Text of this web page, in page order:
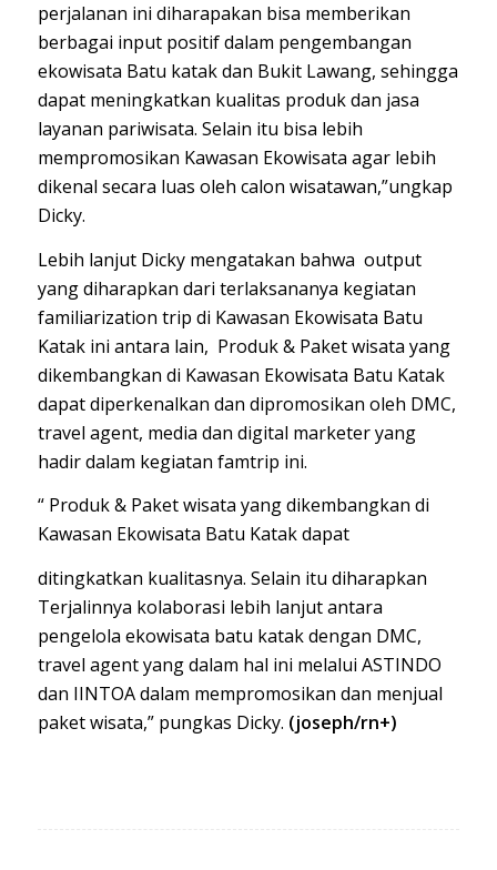
perjalanan ini diharapakan bisa memberikan
berbagai input positif dalam pengembangan
ekowisata Batu katak dan Bukit Lawang, sehingga
dapat meningkatkan kualitas produk dan jasa
layanan pariwisata. Selain itu bisa lebih
mempromosikan Kawasan Ekowisata agar lebih
dikenal secara luas oleh calon wisatawan,”ungkap
Dicky.
Lebih lanjut Dicky mengatakan bahwa output
yang diharapkan dari terlaksananya kegiatan
familiarization trip di Kawasan Ekowisata Batu
Katak ini antara lain, Produk & Paket wisata yang
dikembangkan di Kawasan Ekowisata Batu Katak
dapat diperkenalkan dan dipromosikan oleh DMC,
travel agent, media dan digital marketer yang
hadir dalam kegiatan famtrip ini.
“ Produk & Paket wisata yang dikembangkan di
Kawasan Ekowisata Batu Katak dapat
ditingkatkan kualitasnya. Selain itu diharapkan
Terjalinnya kolaborasi lebih lanjut antara
pengelola ekowisata batu katak dengan DMC,
travel agent yang dalam hal ini melalui ASTINDO
dan IINTOA dalam mempromosikan dan menjual
paket wisata,” pungkas Dicky. (joseph/rn+)